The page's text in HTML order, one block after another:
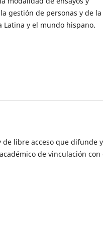
gestión de personas y de la
y el mundo hispano.
libre acceso que difunde y
de vinculación con